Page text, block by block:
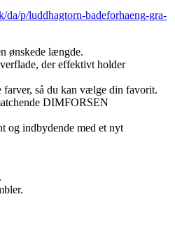
da/p/luddhagtorn-badeforhaeng-gra-
ønskede længde.
der effektivt holder
farver, så du kan vælge din favorit.
DIMFORSEN
og indbydende med et nyt